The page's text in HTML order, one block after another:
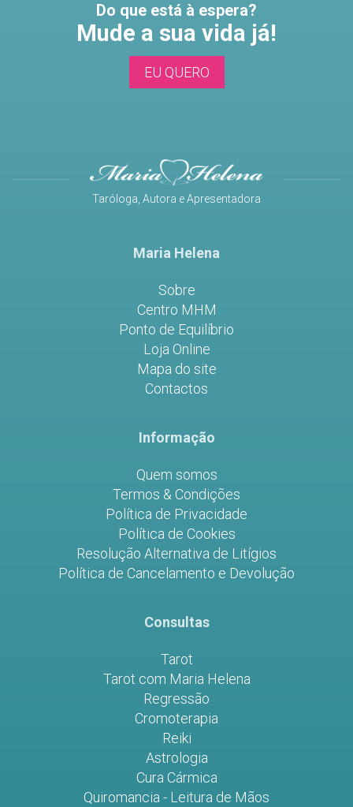
Do que está à espera?
Mude a sua vida já!
EU QUERO
Taróloga, Autora e Apresentadora
Maria Helena
Sobre
Centro MHM
Ponto de Equilíbrio
Loja Online
Mapa do site
Contactos
Informação
Quem somos
Termos & Condições
Política de Privacidade
Política de Cookies
Resolução Alternativa de Litígios
Política de Cancelamento e Devolução
Consultas
Tarot
Tarot com Maria Helena
Regressão
Cromoterapia
Reiki
Astrologia
Cura Cármica
Quiromancia - Leitura de Mãos